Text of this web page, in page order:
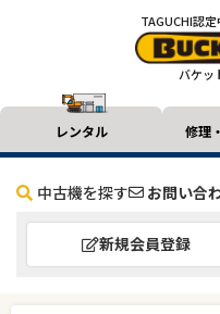
TAGUCHI認
バケッ
レンタル 修理
中古機を探す お問い合
新規会員登録